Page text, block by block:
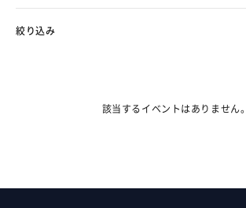
絞り込み
該当するイベントはありません。